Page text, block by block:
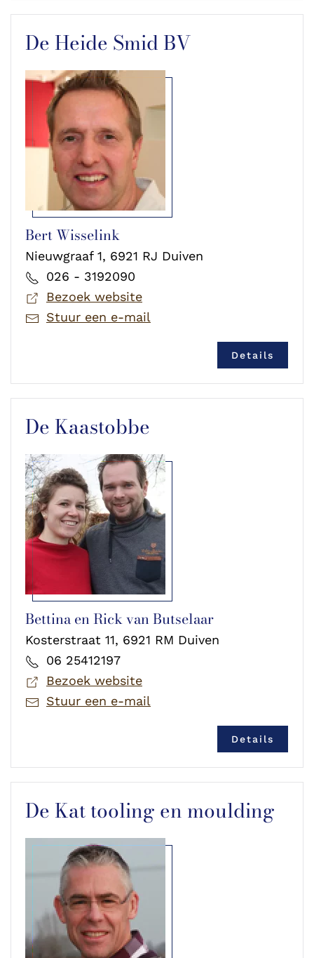
De Heide Smid BV
Bert Wisselink
Nieuwgraaf 1, 6921 RJ Duiven
026 - 3192090
Bezoek website
Stuur een e-mail
Details
De Kaastobbe
Bettina en Rick van Butselaar
Kosterstraat 11, 6921 RM Duiven
06 25412197
Bezoek website
Stuur een e-mail
Details
De Kat tooling en moulding